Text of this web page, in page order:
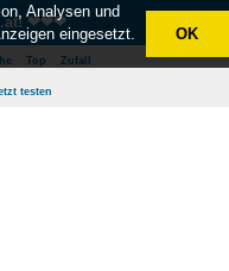
❤❤❤
Top Zufall
testen
Analysen und
eingesetzt.
OK